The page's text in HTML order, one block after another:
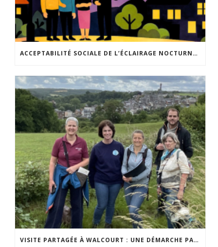
ACCEPTABILITÉ SOCIALE DE L’ÉCLAIRAGE NOCTURNE : LE REPLAY EST DISPONIBLE
VISITE PARTAGÉE À WALCOURT : UNE DÉMARCHE PARTICIPATIVE ANIMÉE PAR ESPACE ENVIRONNEMENT